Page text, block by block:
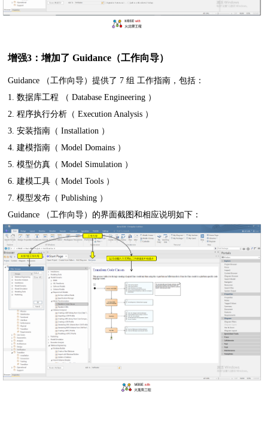
增强3：增加了 Guidance（工作向导）
Guidance （工作向导）提供了 7 组 工作指南，包括：
1. 数据库工程 （ Database Engineering ）
2. 程序执行分析（ Execution Analysis ）
3. 安装指南（ Installation ）
4. 建模指南（ Model Domains ）
5. 模型仿真（ Model Simulation ）
6. 建模工具（ Model Tools ）
7. 模型发布（ Publishing ）
Guidance （工作向导）的界面截图和相应说明如下：